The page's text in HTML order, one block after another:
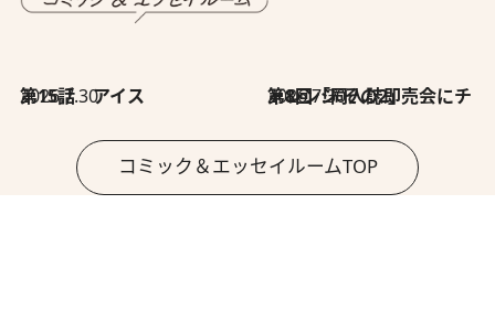
2026.7.30
第15話 アイス 2026.7.30
第8回「同人誌即売会にチャレンジ その2」
コミック＆エッセイルームTOP